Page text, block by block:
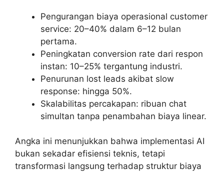
Pengurangan biaya operasional customer
service: 20–40% dalam 6–12 bulan
pertama.
Peningkatan conversion rate dari respon
instan: 10–25% tergantung industri.
Penurunan lost leads akibat slow
response: hingga 50%.
Skalabilitas percakapan: ribuan chat
simultan tanpa penambahan biaya linear.
Angka ini menunjukkan bahwa implementasi AI
bukan sekadar efisiensi teknis, tetapi
transformasi langsung terhadap struktur biaya